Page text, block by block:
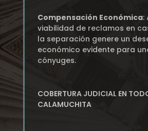
Compensación Económica:
viabilidad de reclamos en
la separación genere un
económico evidente para
cónyuges.
COBERTURA JUDICIAL EN
CALAMUCHITA